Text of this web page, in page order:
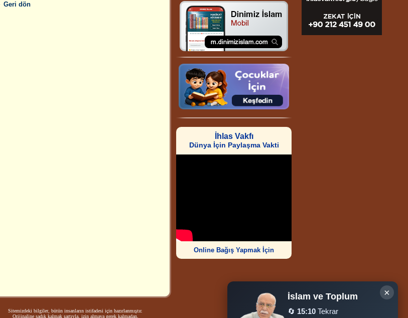
Geri dön
İhlas Vakfı
Dünya İçin Paylaşma Vakti
Online Bağış Yapmak İçin
Sitemizdeki bilgiler, bütün insanların istifadesi için hazırlanmıştır.
Orijinaline sadık kalmak şartıyla, izin almaya gerek kalmadan,
Ziyaretçi Sayısı
252.009.543
×
İslam ve Toplum
🔄 15:10 Tekrar